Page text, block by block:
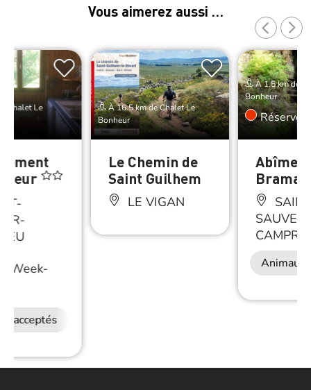
Vous aimerez aussi …
Chalet Le
Week-
acceptés
À 16.5 km de Chalet Le
Bonheur
Le Chemin de
Saint Guilhem
LE VIGAN
À 1.5 km de
Bonheur
Réserver
Abîme
Animaux